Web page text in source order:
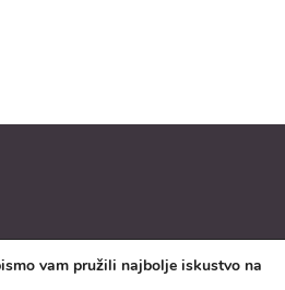
vam pružili najbolje iskustvo na